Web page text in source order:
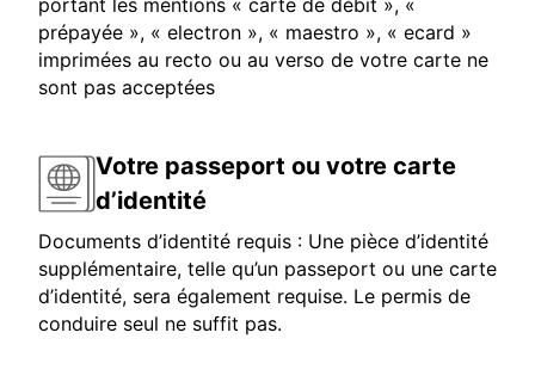
portant les mentions « carte de débit », «
prépayée », « electron », « maestro », « ecard »
imprimées au recto ou au verso de votre carte ne
sont pas acceptées
Votre passeport ou votre carte
d’identité
Documents d’identité requis : Une pièce d’identité
supplémentaire, telle qu’un passeport ou une carte
d’identité, sera également requise. Le permis de
conduire seul ne suffit pas.